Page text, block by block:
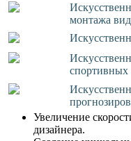
монтажа
спортивных
Увеличение
дизайнера.